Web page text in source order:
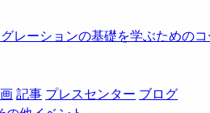
レーションの基礎を学ぶためのコ
記事 プレスセンター ブログ